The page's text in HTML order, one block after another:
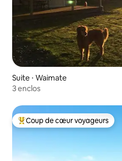
Suite ⋅ Waimate
3 enclos
Coups de cœur voyageurs les
Coup de cœur voyageurs